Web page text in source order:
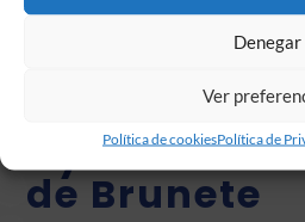
Denegar
Ver
Política de cookiesPolítica de
de Brunete